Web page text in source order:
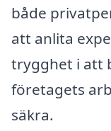
både
att anlita
trygghet i att
företagets
säkra.